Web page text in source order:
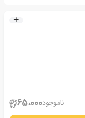
ناموجود65،000